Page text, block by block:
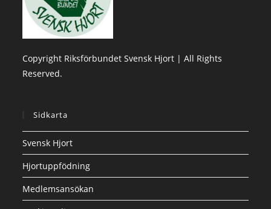
Copyright Riksförbundet Svensk Hjort | All Rights
Reserved.
Sidkarta
Svensk Hjort
Hjortuppfödning
Medlemsansökan